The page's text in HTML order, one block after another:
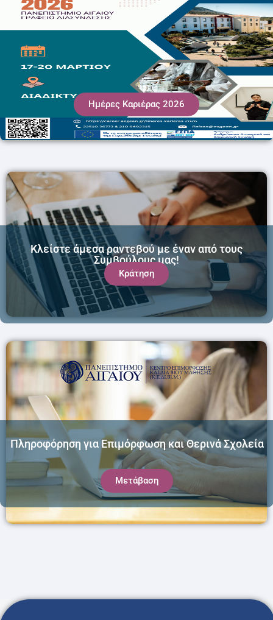
Ημέρες Καριέρας 2026
Κράτηση
Κλείστε άμεσα ραντεβού με έναν από τους
Συμβούλους μας!
Πληροφόρηση για Επιμόρφωση και Θερινά Σχολεία
Μετάβαση